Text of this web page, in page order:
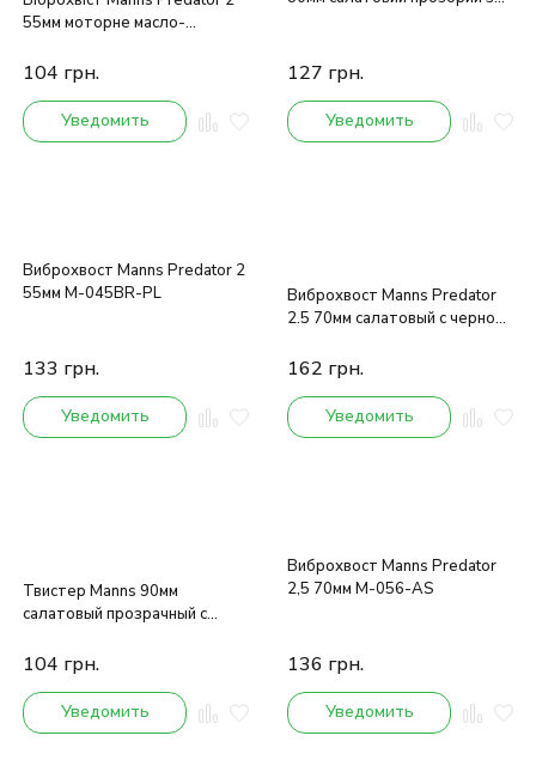
55мм моторне масло-
блискітками
104 грн.
Уведомить
127 грн.
Уведомить
Виброхвост Manns Predator 2
55мм M-045BR-PL
133 грн.
Уведомить
Виброхвост Manns Predator
2.5 70мм салатовый с черной
162 грн.
Уведомить
Твистер Manns 90мм
салатовый прозрачный с
104 грн.
Уведомить
Виброхвост Manns Predator
2,5 70мм M-056-AS
136 грн.
Уведомить